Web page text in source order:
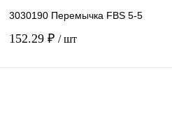
3030190 Перемычка FBS 5-5
152.29 ₽ / шт